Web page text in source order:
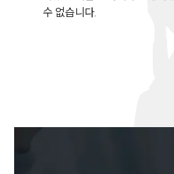
수 없습니다.